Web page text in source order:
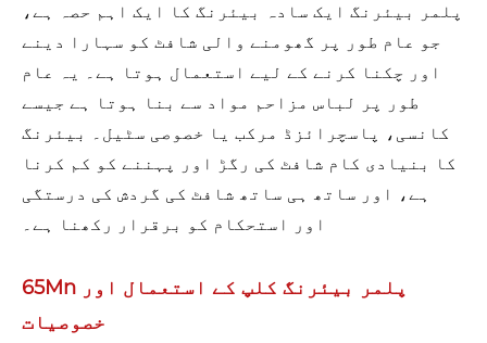
پلمر بیئرنگ ایک سادہ بیئرنگ کا ایک اہم حصہ ہے،
جو عام طور پر گھومنے والی شافٹ کو سہارا دینے
اور چکنا کرنے کے لیے استعمال ہوتا ہے۔ یہ عام
طور پر لباس مزاحم مواد سے بنا ہوتا ہے جیسے
کانسی، پاسچرائزڈ مرکب یا خصوصی سٹیل۔ بیئرنگ
کا بنیادی کام شافٹ کی رگڑ اور پہننے کو کم کرنا
ہے، اور ساتھ ہی ساتھ شافٹ کی گردش کی درستگی
اور استحکام کو برقرار رکھنا ہے۔
65Mn پلمر بیئرنگ کلپ کے استعمال اور
خصوصیات